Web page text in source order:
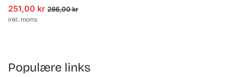
[en.casa].
Udsalgspris
251,00 kr
Normalpris266,00 kr
inkl. moms
Populære links